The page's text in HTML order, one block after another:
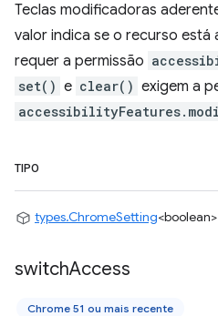
Teclas modificadoras
valor indica se o recurso está
requer a permissão
set() e clear() exigem a
TIPO
types.ChromeSetting<boolean>
switchAccess
Chrome 51 ou mais recente